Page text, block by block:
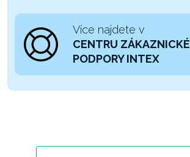
Více najdete v
CENTRU ZÁKAZNICKÉ
PODPORY INTEX